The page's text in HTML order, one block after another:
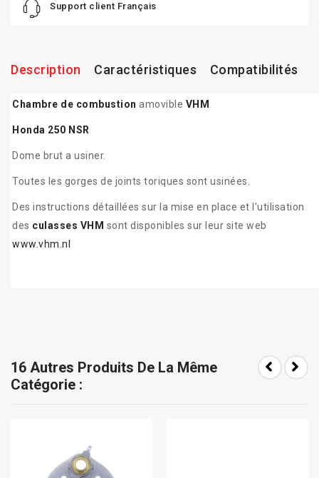
Support client Français
Description Caractéristiques Compatibilités
Chambre de combustion amovible VHM
Honda 250 NSR
Dome brut a usiner.
Toutes les gorges de joints toriques sont usinées.
Des instructions détaillées sur la mise en place et l'utilisation
des culasses VHM sont disponibles sur leur site web
www.vhm.nl
16 Autres Produits De La Même
Catégorie :